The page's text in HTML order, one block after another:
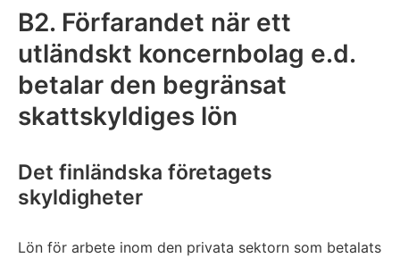
B2. Förfarandet när ett
utländskt koncernbolag e.d.
betalar den begränsat
skattskyldiges lön
Det finländska företagets
skyldigheter
Lön för arbete inom den privata sektorn som betalats